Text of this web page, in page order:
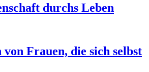
durchs Leben
von Frauen, die sich selbst